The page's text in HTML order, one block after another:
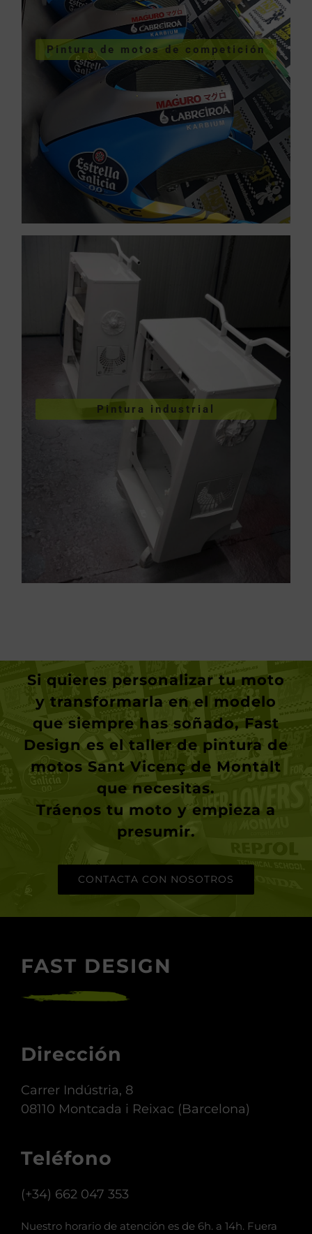
Pintura de motos de competición
Pintura de motos de
competición
VER SERVICIOS URGENTES
Pintura industrial
Pintura de piezas
industriales
VER PINTURA INDUSTRIAL
Si quieres personalizar tu moto
y transformarla en el modelo
que siempre has soñado, Fast
Design es el taller de pintura de
motos Sant Vicenç de Montalt
que necesitas.
Tráenos tu moto y empieza a
presumir.
CONTACTA CON NOSOTROS
FAST DESIGN
Dirección
Carrer Indústria, 8
08110 Montcada i Reixac (Barcelona)
Teléfono
(+34) 662 047 353
Nuestro horario de atención es de 6h. a 14h. Fuera